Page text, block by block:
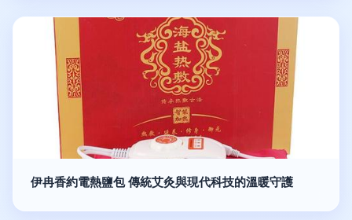
伊冉香約電熱鹽包 傳統艾灸與現代科技的溫暖守護